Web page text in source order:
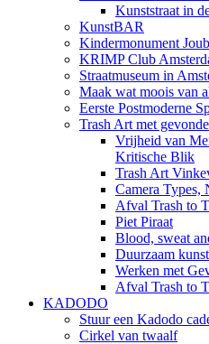
Kunststraat in
KunstBAR
Kindermonument
KRIMP Club
Straatmuseum in
Maak wat moois van
Eerste Postmoderne
Trash Art met
Vrijheid van
Kritische Blik
Trash Art
Camera Types,
Afval Trash to
Piet Piraat
Blood, sweat
Duurzaam
Werken met
Afval Trash to
KADODO
Stuur een Kadodo
Cirkel van twaalf